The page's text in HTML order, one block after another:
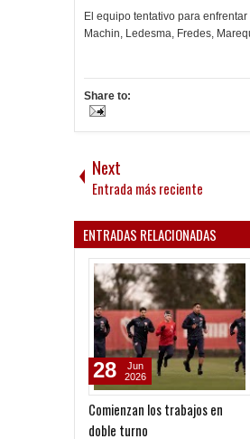
El equipo tentativo para
Machin, Ledesma, Fredes,
Share to:
Next
Entrada más reciente
ENTRADAS RELACIONADAS
Comienzan los trabajos en
doble turno
28
Jun
2026